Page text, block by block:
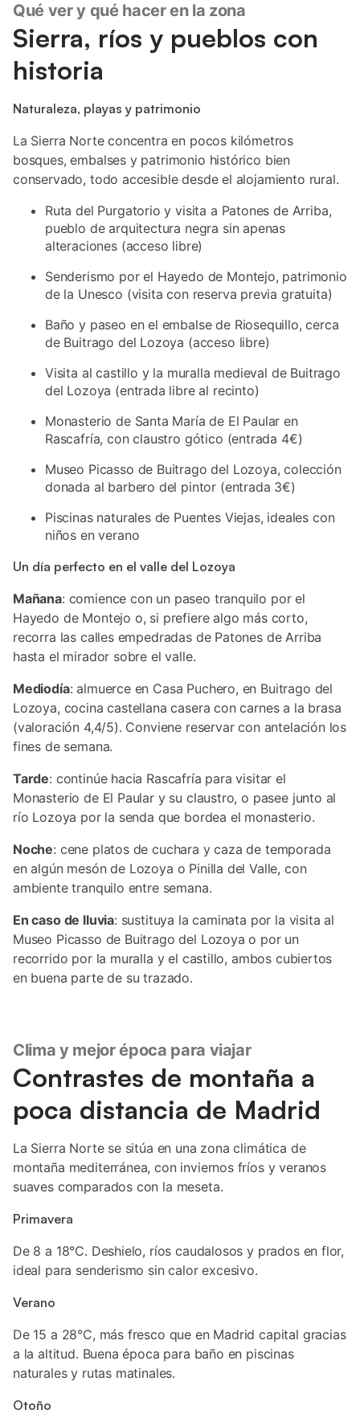
Qué ver y qué hacer en la zona
Sierra, ríos y pueblos con
historia
Naturaleza, playas y patrimonio
La Sierra Norte concentra en pocos kilómetros
bosques, embalses y patrimonio histórico bien
conservado, todo accesible desde el alojamiento rural.
Ruta del Purgatorio y visita a Patones de Arriba,
pueblo de arquitectura negra sin apenas
alteraciones (acceso libre)
Senderismo por el Hayedo de Montejo, patrimonio
de la Unesco (visita con reserva previa gratuita)
Baño y paseo en el embalse de Riosequillo, cerca
de Buitrago del Lozoya (acceso libre)
Visita al castillo y la muralla medieval de Buitrago
del Lozoya (entrada libre al recinto)
Monasterio de Santa María de El Paular en
Rascafría, con claustro gótico (entrada 4€)
Museo Picasso de Buitrago del Lozoya, colección
donada al barbero del pintor (entrada 3€)
Piscinas naturales de Puentes Viejas, ideales con
niños en verano
Un día perfecto en el valle del Lozoya
Mañana: comience con un paseo tranquilo por el
Hayedo de Montejo o, si prefiere algo más corto,
recorra las calles empedradas de Patones de Arriba
hasta el mirador sobre el valle.
Mediodía: almuerce en Casa Puchero, en Buitrago del
Lozoya, cocina castellana casera con carnes a la brasa
(valoración 4,4/5). Conviene reservar con antelación los
fines de semana.
Tarde: continúe hacia Rascafría para visitar el
Monasterio de El Paular y su claustro, o pasee junto al
río Lozoya por la senda que bordea el monasterio.
Noche: cene platos de cuchara y caza de temporada
en algún mesón de Lozoya o Pinilla del Valle, con
ambiente tranquilo entre semana.
En caso de lluvia: sustituya la caminata por la visita al
Museo Picasso de Buitrago del Lozoya o por un
recorrido por la muralla y el castillo, ambos cubiertos
en buena parte de su trazado.
Clima y mejor época para viajar
Contrastes de montaña a
poca distancia de Madrid
La Sierra Norte se sitúa en una zona climática de
montaña mediterránea, con inviernos fríos y veranos
suaves comparados con la meseta.
Primavera
De 8 a 18°C. Deshielo, ríos caudalosos y prados en flor,
ideal para senderismo sin calor excesivo.
Verano
De 15 a 28°C, más fresco que en Madrid capital gracias
a la altitud. Buena época para baño en piscinas
naturales y rutas matinales.
Otoño